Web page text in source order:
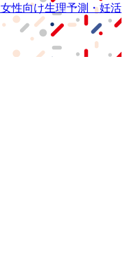
女性向け生理予測・妊活